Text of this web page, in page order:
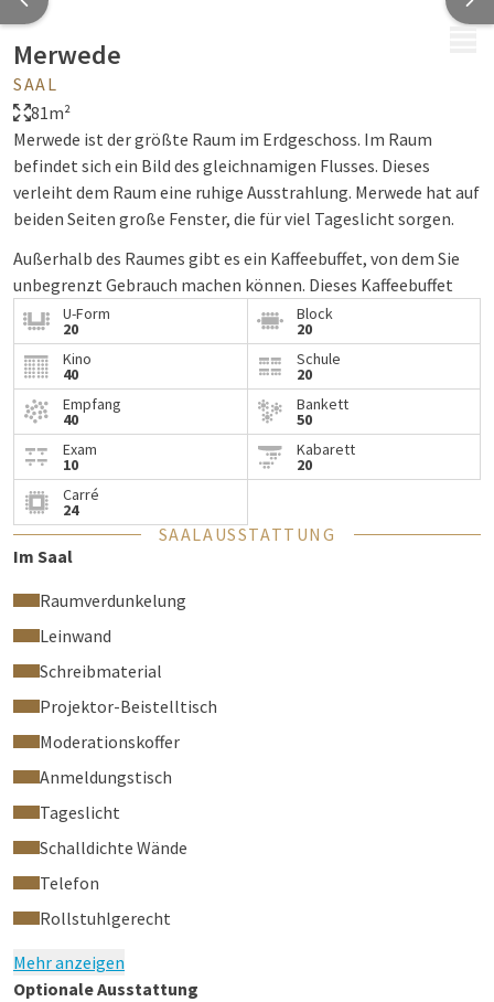
Merwede
SAAL
81m²
Merwede ist der größte Raum im Erdgeschoss. Im Raum
befindet sich ein Bild des gleichnamigen Flusses. Dieses
verleiht dem Raum eine ruhige Ausstrahlung. Merwede hat auf
beiden Seiten große Fenster, die für viel Tageslicht sorgen.
Außerhalb des Raumes gibt es ein Kaffeebuffet, von dem Sie
unbegrenzt Gebrauch machen können. Dieses Kaffeebuffet
beinhaltet verschiedene Kaffeesorten, Tee, Softdrinks,
Mineralwasser, kleine Süßigkeiten und Obst.
Merwede bietet alles für ein gutes Meeting, wie
Präsentationstechnik, kostenloses WLAN und eine
Projektionswand. Alle anderen Einrichtungen können
ebenfalls gebucht werden. Nachfolgend finden Sie alle
Informationen.
U-Form
20
Block
20
Kino
40
Schule
20
Empfang
40
Bankett
50
Exam
10
Kabarett
20
Carré
24
SAALAUSSTATTUNG
Im Saal
Raumverdunkelung
Leinwand
Schreibmaterial
Projektor-Beistelltisch
Moderationskoffer
Anmeldungstisch
Tageslicht
Schalldichte Wände
Telefon
Rollstuhlgerecht
Mehr anzeigen
Optionale Ausstattung